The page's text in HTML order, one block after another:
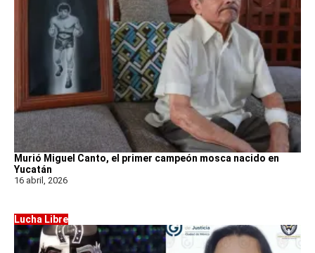
Murió Miguel Canto, el primer campeón mosca nacido en
Yucatán
16 abril, 2026
Lucha Libre